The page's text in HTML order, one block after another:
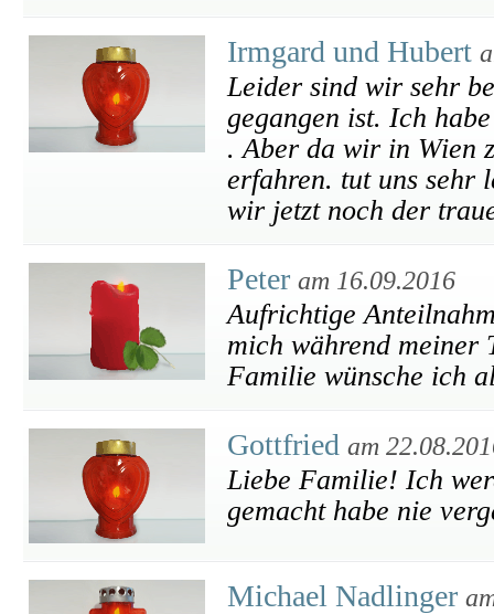
Irmgard und Hubert
Leider sind wir sehr
gegangen ist. Ich
. Aber da wir in Wien
erfahren. tut uns sehr
wir jetzt noch der
Peter am 16.09.2016
Aufrichtige
mich während meiner
Familie wünsche ich
Gottfried am
Liebe Familie! Ich
gemacht habe nie
Michael Nadlinger